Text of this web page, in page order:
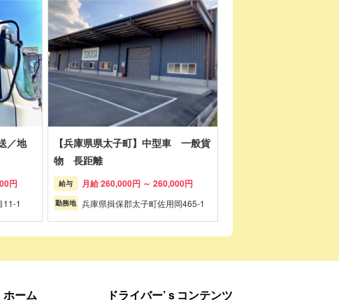
／地
円
11-1
【兵庫県県太子町】中型車 一般貨
物 長距離
給与 月給 260,000円 ～ 260,000円
勤務地 兵庫県揖保郡太子町佐用岡465-1
ホーム ドライバー’ｓコンテンツ